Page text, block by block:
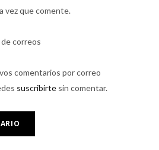
vez que comente.
correos
comentarios por correo
suscribirte sin comentar.